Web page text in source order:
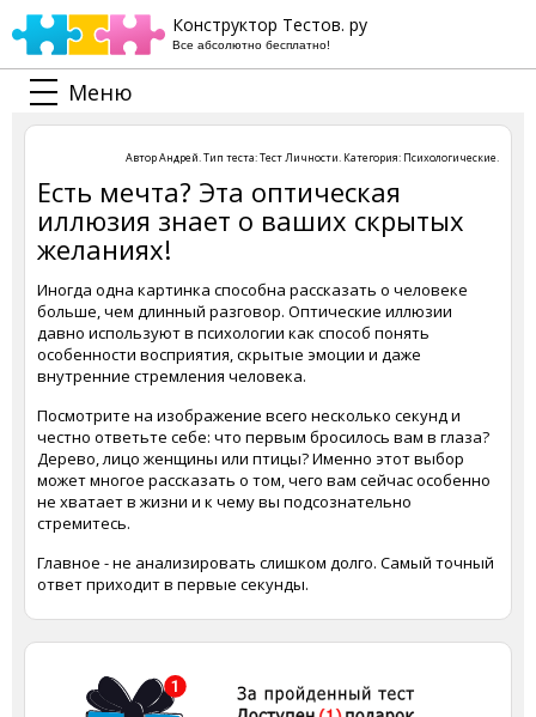
Конструктор Тестов. ру
Все абсолютно бесплатно!
Меню
АвторАндрей. Тип теста:Тест Личности. Категория: Психологические.
Есть мечта? Эта оптическая
иллюзия знает о ваших скрытых
желаниях!
Иногда одна картинка способна рассказать о человеке
больше, чем длинный разговор. Оптические иллюзии
давно используют в психологии как способ понять
особенности восприятия, скрытые эмоции и даже
внутренние стремления человека.
Посмотрите на изображение всего несколько секунд и
честно ответьте себе: что первым бросилось вам в глаза?
Дерево, лицо женщины или птицы? Именно этот выбор
может многое рассказать о том, чего вам сейчас особенно
не хватает в жизни и к чему вы подсознательно
стремитесь.
Главное - не анализировать слишком долго. Самый точный
ответ приходит в первые секунды.